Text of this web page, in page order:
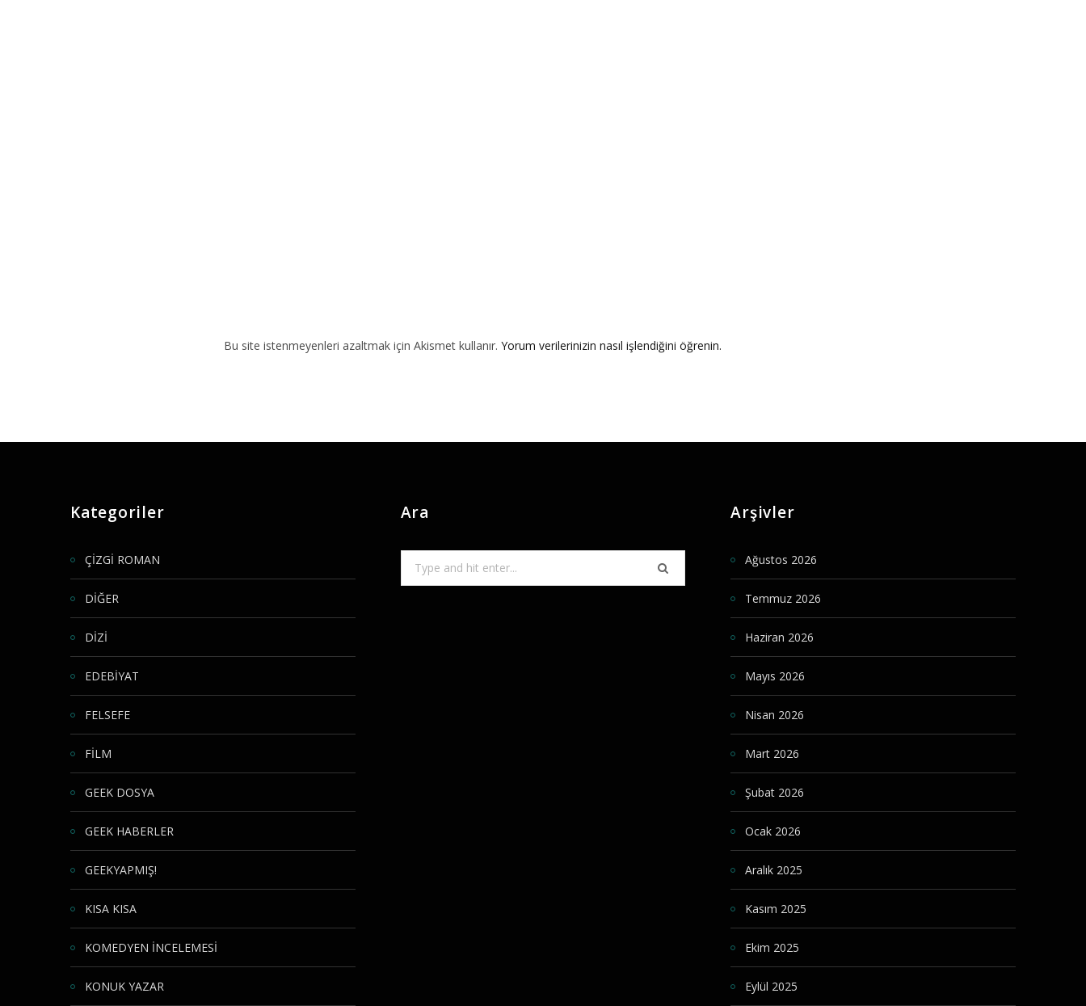
Bu site istenmeyenleri azaltmak için Akismet kullanır. Yorum verilerinizin nasıl işlendiğini öğrenin.
Kategoriler
ÇİZGİ ROMAN
DİĞER
DİZİ
EDEBİYAT
FELSEFE
FİLM
GEEK DOSYA
GEEK HABERLER
GEEKYAPMIŞ!
KISA KISA
KOMEDYEN İNCELEMESİ
KONUK YAZAR
Ara Arşivler
Ağustos 2026
Temmuz 2026
Haziran 2026
Mayıs 2026
Nisan 2026
Mart 2026
Şubat 2026
Ocak 2026
Aralık 2025
Kasım 2025
Ekim 2025
Eylül 2025